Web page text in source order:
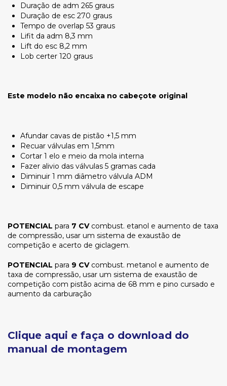
Duração de adm 265 graus
Duração de esc 270 graus
Tempo de overlap 53 graus
Lifit da adm 8,3 mm
Lift do esc 8,2 mm
Lob certer 120 graus
Este modelo não encaixa no cabeçote original
Afundar cavas de pistão +1,5 mm
Recuar válvulas em 1,5mm
Cortar 1 elo e meio da mola interna
Fazer alivio das válvulas 5 gramas cada
Diminuir 1 mm diâmetro válvula ADM
Diminuir 0,5 mm válvula de escape
POTENCIAL para 7 CV combust. etanol e aumento de taxa
de compressão, usar um sistema de exaustão de
competição e acerto de giclagem.
POTENCIAL para 9 CVcombust. metanol e aumento de
taxa de compressão, usar um sistema de exaustão de
competição com pistão acima de 68 mm e pino cursado e
aumento da carburação
Clique aqui e faça o download do
manual de montagem